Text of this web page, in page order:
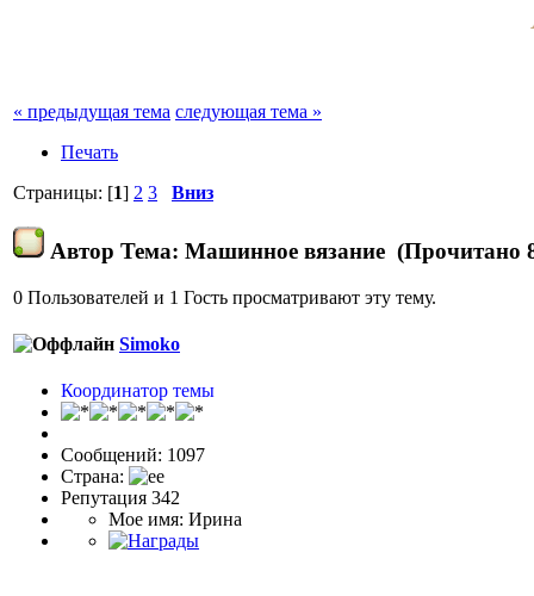
« предыдущая тема следующая тема »
Печать
Страницы: [1] 2 3 Вниз
Автор Тема: Машинное вязание (Прочитано
0 Пользователей и 1 Гость просматривают эту тему.
Simoko
Координатор темы
Сообщений: 1097
Страна:
Репутация 342
Мое имя: Ирина